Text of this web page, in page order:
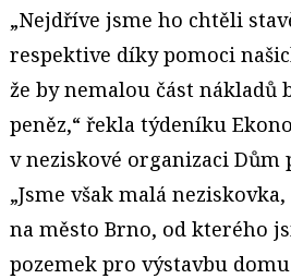
„Nejdříve jsme ho chtěli
respektive díky pomoci
že by nemalou část nákladů
peněz,“ řekla týdeníku
v neziskové organizaci
„Jsme však malá
na město Brno, od kterého
pozemek pro výstavbu